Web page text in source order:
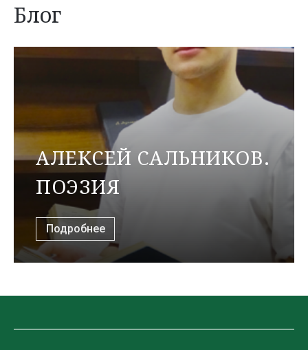
Блог
АЛЕКСЕЙ САЛЬНИКОВ.
ПОЭЗИЯ
Подробнее